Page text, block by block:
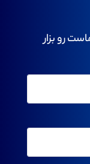
رو بزار